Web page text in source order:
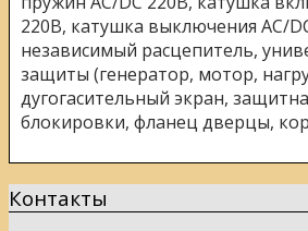
220В, катушка выключения АС/
независимый расцепитель,
защиты (генератор, мотор,
дугогасительный экран,
блокировки, фланец дверцы,
Контакты